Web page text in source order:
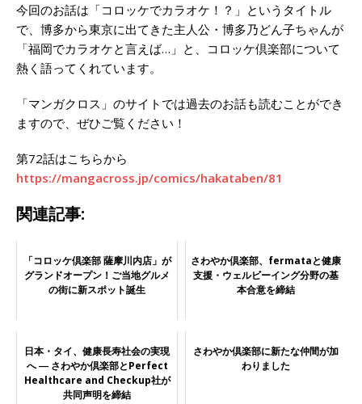
今回のお話は「コロッケでカラオケ！？」というタイトル
で、博多から東京に出てきた主人公・博多乃どん子ちゃんが
「福岡でカラオケと言えば…」と、コロッケ倶楽部について
熱く語ってくれています。
「マンガクロス」のサイトでは過去のお話も読むことができ
ますので、ぜひご覧ください！
第72話はこちらから
https://mangacross.jp/comics/hakataben/81
関連記事:
「コロッケ倶楽部 薩摩川内店」が
グランドオープン！ご当地グルメ
の街に新スポット誕生
さわやか倶楽部、fermataと健康
支援・ウェルビーイング分野の基
本合意を締結
日本・タイ、健康長寿社会の実現
へ ― さわやか倶楽部とPerfect
Healthcare and Checkup社が
共同声明を締結
さわやか倶楽部に新たな仲間が加
わりました